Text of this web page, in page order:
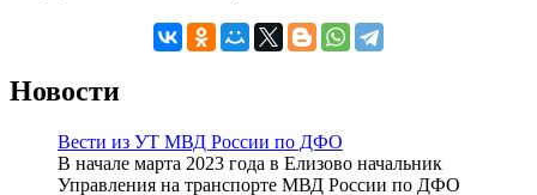
Новости
Вести из УТ МВД России по ДФО
В начале марта 2023 года в Елизово начальник
Управления на транспорте МВД России по ДФО